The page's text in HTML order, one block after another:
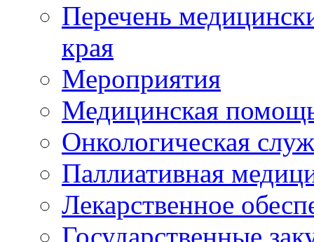
Перечень
края
Мероприятия
Медицинская
Онкологическая
Паллиативная
Лекарственное